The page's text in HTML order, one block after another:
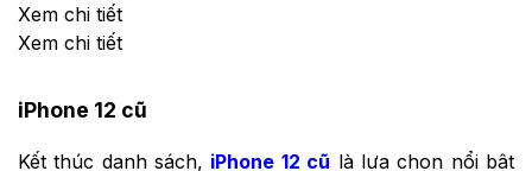
Xem chi tiết
Xem chi tiết
iPhone 12 cũ
Kết thúc danh sách, iPhone 12 cũ là lựa chọn nổi bật